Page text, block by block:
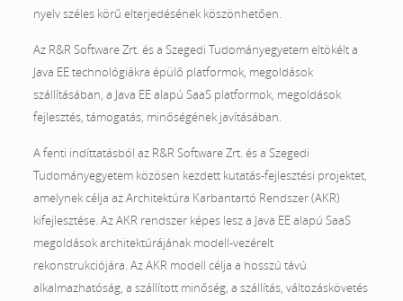
nyelv széles körű elterjedésének köszönhetően.
Az R&R Software Zrt. és a Szegedi Tudományegyetem eltökélt a
Java EE technológiákra épülő platformok, megoldások
szállításában, a Java EE alapú SaaS platformok, megoldások
fejlesztés, támogatás, minőségének javításában.
A fenti indíttatásból az R&R Software Zrt. és a Szegedi
Tudományegyetem közösen kezdett kutatás-fejlesztési projektet,
amelynek célja az Architektúra Karbantartó Rendszer (AKR)
kifejlesztése. Az AKR rendszer képes lesz a Java EE alapú SaaS
megoldások architektúrájának modell-vezérelt
rekonstrukciójára. Az AKR modell célja a hosszú távú
alkalmazhatóság, a szállított minőség, a szállítás, változáskövetés